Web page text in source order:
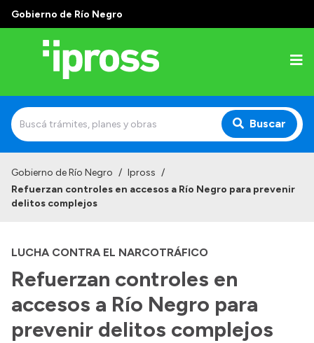
Gobierno de Río Negro
Buscar
Institucional
Autoridades
Delegaciones
Consultorios Propios
Presentación CV
Gobierno de Río Negro / Ipross /
Refuerzan controles en accesos a Río Negro para prevenir
delitos complejos
LUCHA CONTRA EL NARCOTRÁFICO
Refuerzan controles en
accesos a Río Negro para
prevenir delitos complejos